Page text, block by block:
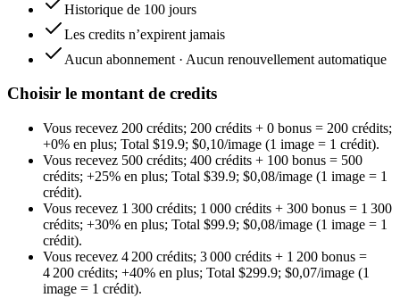
Historique de 100 jours
Les credits n’expirent jamais
Aucun abonnement · Aucun renouvellement automatique
Choisir le montant de credits
Vous recevez 200 crédits; 200 crédits + 0 bonus = 200 crédits;
+0% en plus; Total $19.9; $0,10/image (1 image = 1 crédit).
Vous recevez 500 crédits; 400 crédits + 100 bonus = 500
crédits; +25% en plus; Total $39.9; $0,08/image (1 image = 1
crédit).
Vous recevez 1 300 crédits; 1 000 crédits + 300 bonus = 1 300
crédits; +30% en plus; Total $99.9; $0,08/image (1 image = 1
crédit).
Vous recevez 4 200 crédits; 3 000 crédits + 1 200 bonus =
4 200 crédits; +40% en plus; Total $299.9; $0,07/image (1
image = 1 crédit).